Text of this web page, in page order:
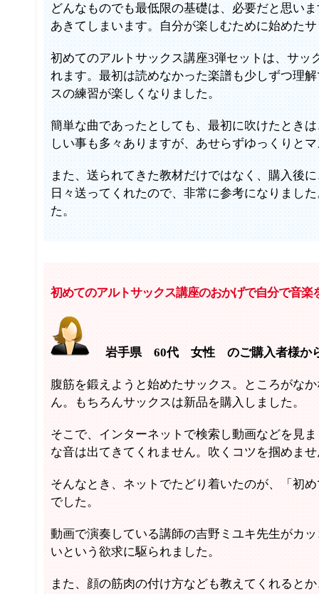
どんなものでも最低限の基礎は、必要だと思い
あきてしまいます。自分が楽しむために始めた
初めてのアルトサックス講座3弾セットは、サッ
れます。最初は読めなかった楽譜も少しずつ理
スの練習が楽しくなりました。
簡単な曲であったとしても、最初に吹けたとき
しい事も多々ありますが、あせらずゆっくりと
また、送られてきた教材だけではなく、購入後
日々送ってくれたので、非常に参考になりまし
た。
初めてのアルトサックス講座のおかげで自分で音楽
岩手県 60代 女性 のご購入者様か
腹筋を鍛えようと始めたサックス。ところがな
ん。もちろんサックスは新品を購入しました。
そこで、インターネットで検索し動画などを見
な音は出てきてくれません。吹くコツを掴めま
そんなとき、ネットでたどり着いたのが、「初
でした。
動画で演奏している講師の吉野ミユキ先生がカ
いという欲求に駆られました。
また、顔の筋肉の付け方なども教えてくれると